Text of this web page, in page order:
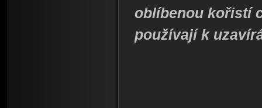
oblíbenou kořistí
používají k